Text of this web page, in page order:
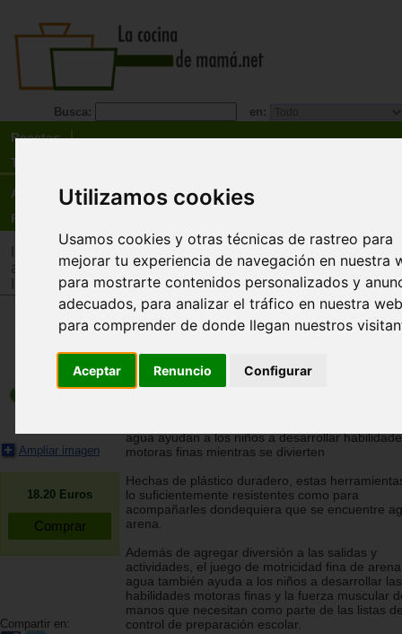
Utilizamos cookies
Usamos cookies y otras técnicas de rastreo para
mejorar tu experiencia de navegación en nuestra
para mostrarte contenidos personalizados y
adecuados, para analizar el tráfico en nuestra
para comprender de donde llegan nuestros
Aceptar Renuncio Configurar
Busca: en:
Recetas
Tienda
Actualidad
Registro
Tienda Juguetes infantiles Juguetes por edad
años
>Tienda>Juguetes infantiles>Juguetes por tipo >
Ampliar imagen
18.20 Euros
Compartir en:
Set de herramientas de
motoras finas para arena y agua
(Sand & Water fine motor tool
agua ayudan a los niños a desarrollar
motoras finas mientras se divierten
Hechas de plástico duradero, estas
lo suficientemente resistentes como para
acompañarles dondequiera que se encuentre
arena.
Además de agregar diversión a las salidas y
actividades, el juego de motricidad fina de
agua también ayuda a los niños a desarrollar las
habilidades motoras finas y la fuerza muscular
manos que necesitan como parte de las listas
control de preparación escolar.